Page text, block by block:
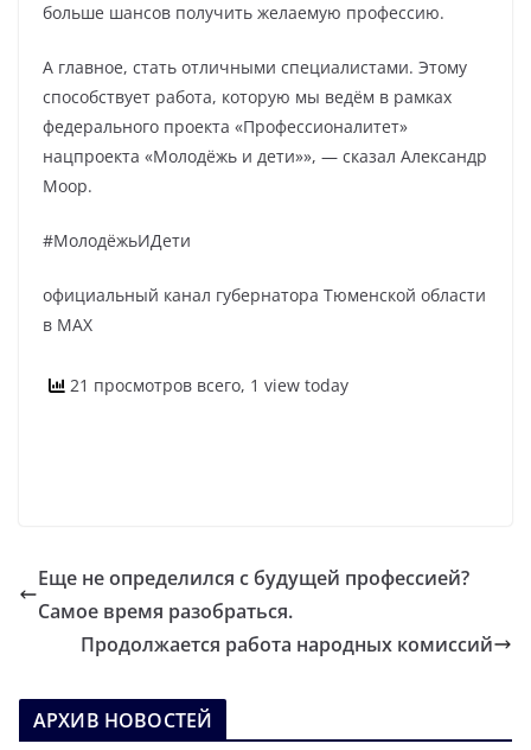
больше шансов получить желаемую профессию.
А главное, стать отличными специалистами. Этому
способствует работа, которую мы ведём в рамках
федерального проекта «Профессионалитет»
нацпроекта «Молодёжь и дети»», — сказал Александр
Моор.
#МолодёжьИДети
официальный канал губернатора Тюменской области
в MAX
21 просмотров всего, 1 view today
Еще не определился с будущей профессией?
Самое время разобраться.
Продолжается работа народных комиссий
АРХИВ НОВОСТЕЙ